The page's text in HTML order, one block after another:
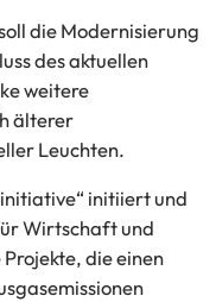
die Modernisierung
des aktuellen
weitere
älterer
Leuchten.
initiiert und
Wirtschaft und
die einen